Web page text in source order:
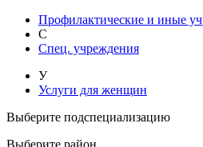
Профилактические и иные
С
Спец. учреждения
У
Услуги для женщин
Выберите подспециализацию
Выберите район